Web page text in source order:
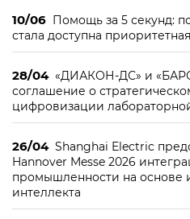
10/06 Помощь за 5 секунд:
стала доступна
28/04 «ДИАКОН-ДС» и
соглашение о
цифровизации
26/04 Shanghai Electric
Hannover Messe 2026
промышленности на основе
интеллекта